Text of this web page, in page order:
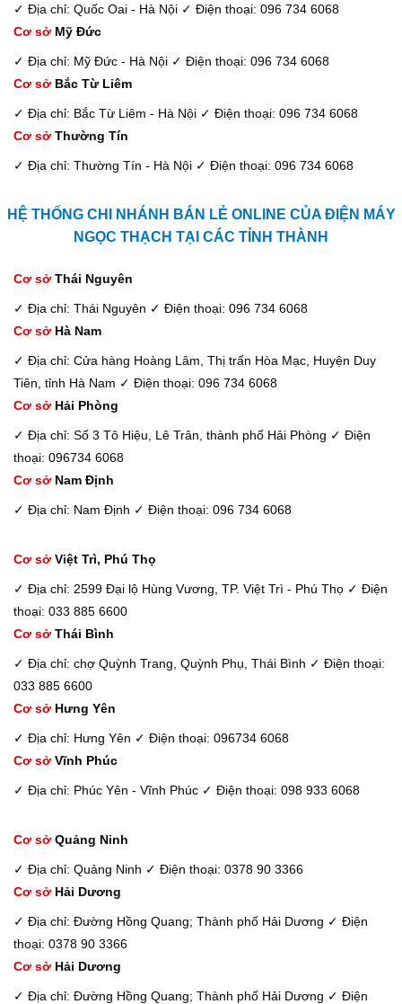
✓ Địa chỉ: Quốc Oai - Hà Nội ✓ Điện thoại: 096 734 6068
Cơ sở Mỹ Đức
✓ Địa chỉ: Mỹ Đức - Hà Nội ✓ Điện thoại: 096 734 6068
Cơ sở Bắc Từ Liêm
✓ Địa chỉ: Bắc Từ Liêm - Hà Nội ✓ Điện thoại: 096 734 6068
Cơ sở Thường Tín
✓ Địa chỉ: Thường Tín - Hà Nội ✓ Điện thoại: 096 734 6068
HỆ THỐNG CHI NHÁNH BÁN LẺ ONLINE CỦA ĐIỆN MÁY
NGỌC THẠCH TẠI CÁC TỈNH THÀNH
Cơ sở Thái Nguyên
✓ Địa chỉ: Thái Nguyên ✓ Điện thoại: 096 734 6068
Cơ sở Hà Nam
✓ Địa chỉ: Cửa hàng Hoàng Lâm, Thị trấn Hòa Mạc, Huyện Duy
Tiên, tỉnh Hà Nam ✓ Điện thoại: 096 734 6068
Cơ sở Hải Phòng
✓ Địa chỉ: Số 3 Tô Hiệu, Lê Trân, thành phố Hải Phòng ✓ Điện
thoại: 096734 6068
Cơ sở Nam Định
✓ Địa chỉ: Nam Định ✓ Điện thoại: 096 734 6068
Cơ sở Việt Trì, Phú Thọ
✓ Địa chỉ: 2599 Đại lộ Hùng Vương, TP. Việt Trì - Phú Thọ ✓ Điện
thoại: 033 885 6600
Cơ sở Thái Bình
✓ Địa chỉ: chợ Quỳnh Trang, Quỳnh Phụ, Thái Bình ✓ Điện thoại:
033 885 6600
Cơ sở Hưng Yên
✓ Địa chỉ: Hưng Yên ✓ Điện thoại: 096734 6068
Cơ sở Vĩnh Phúc
✓ Địa chỉ: Phúc Yên - Vĩnh Phúc ✓ Điện thoại: 098 933 6068
Cơ sở Quảng Ninh
✓ Địa chỉ: Quảng Ninh ✓ Điện thoại: 0378 90 3366
Cơ sở Hải Dương
✓ Địa chỉ: Đường Hồng Quang; Thành phố Hải Dương ✓ Điện
thoại: 0378 90 3366
Cơ sở Hải Dương
✓ Địa chỉ: Đường Hồng Quang; Thành phố Hải Dương ✓ Điện